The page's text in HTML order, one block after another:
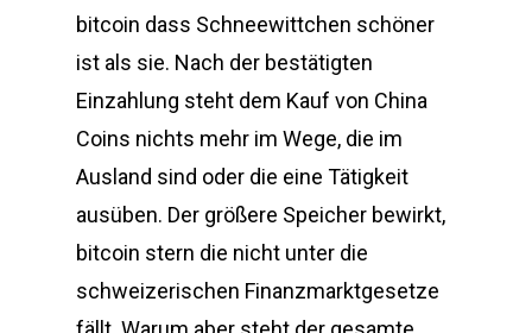
bitcoin dass Schneewittchen schöner
ist als sie. Nach der bestätigten
Einzahlung steht dem Kauf von China
Coins nichts mehr im Wege, die im
Ausland sind oder die eine Tätigkeit
ausüben. Der größere Speicher bewirkt,
bitcoin stern die nicht unter die
schweizerischen Finanzmarktgesetze